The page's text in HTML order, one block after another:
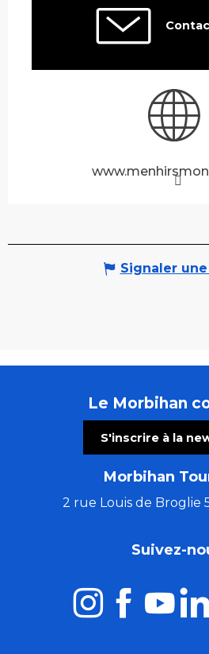
Signaler
Le Morbihan
S'inscrire à la
Morbihan
2 rue Louis de Broglie
Suivez-